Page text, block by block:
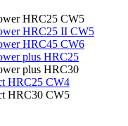
HRC25 CW5
HRC25 II CW5
HRC45 CW6
plus HRC25
plus HRC30
HRC25 CW4
HRC30 CW5